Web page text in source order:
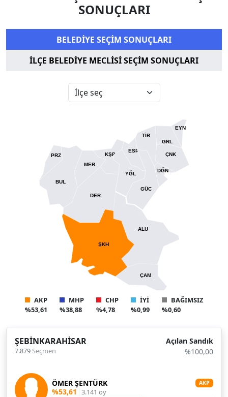
SONUÇLARI
BELEDİYE SEÇİM SONUÇLARI
İLÇE BELEDİYE MECLİSİ SEÇİM SONUÇLARI
ALU
BUL
DER
ESP
EYN
MER
GRL
KŞP
ŞKH
TİR
PRZ
YĞL
ÇAM
ÇNK
DĞN
GÜC
AKP
%53,61
MHP
%38,88
CHP
%4,78
İYİ
%0,99
BAĞIMSIZ
%0,60
ŞEBİNKARAHİSAR
7.879Seçmen
Açılan Sandık
%100,00
ÖMER ŞENTÜRK AKP
%53,61 3.141 oy